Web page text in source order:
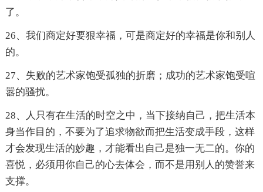
了。
26、我们商定好要狠幸福，可是商定好的幸福是你和别人
的。
27、失败的艺术家饱受孤独的折磨；成功的艺术家饱受喧
嚣的骚扰。
28、人只有在生活的时空之中，当下接纳自己，把生活本
身当作目的，不要为了追求物欲而把生活变成手段，这样
才会发现生活的妙趣，才能看出自己是独一无二的。你的
喜悦，必须用你自己的心去体会，而不是用别人的赞誉来
支撑。